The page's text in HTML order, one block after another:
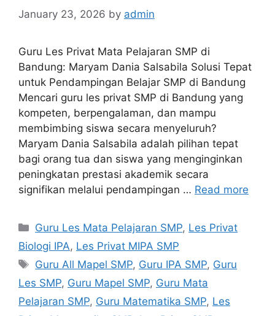
January 23, 2026 by admin
Guru Les Privat Mata Pelajaran SMP di
Bandung: Maryam Dania Salsabila Solusi Tepat
untuk Pendampingan Belajar SMP di Bandung
Mencari guru les privat SMP di Bandung yang
kompeten, berpengalaman, dan mampu
membimbing siswa secara menyeluruh?
Maryam Dania Salsabila adalah pilihan tepat
bagi orang tua dan siswa yang menginginkan
peningkatan prestasi akademik secara
signifikan melalui pendampingan … Read more
Categories
Guru Les Mata Pelajaran SMP, Les Privat
Biologi IPA, Les Privat MIPA SMP
Tags
Guru All Mapel SMP, Guru IPA SMP, Guru
Les SMP, Guru Mapel SMP, Guru Mata
Pelajaran SMP, Guru Matematika SMP, Les